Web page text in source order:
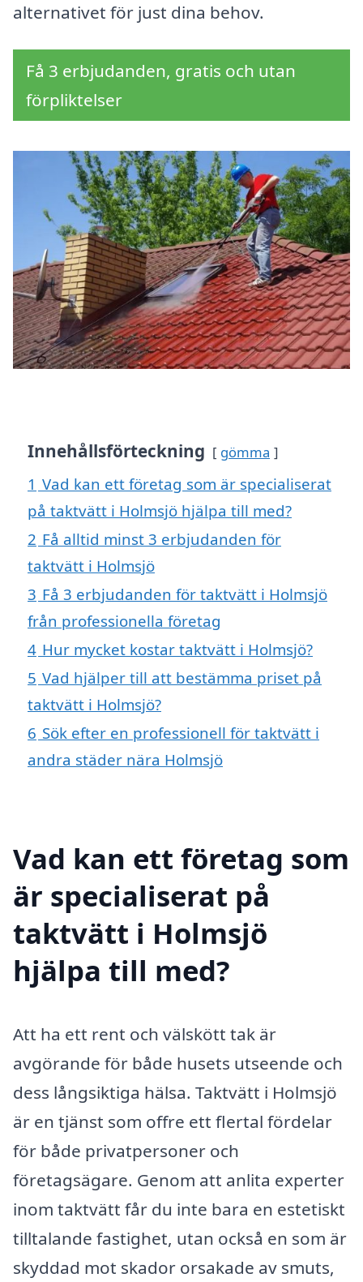
alternativet för just dina behov.
Få 3 erbjudanden, gratis och utan
förpliktelser
Innehållsförteckning gömma
1 Vad kan ett företag som är specialiserat
på taktvätt i Holmsjö hjälpa till med?
2 Få alltid minst 3 erbjudanden för
taktvätt i Holmsjö
3 Få 3 erbjudanden för taktvätt i Holmsjö
från professionella företag
4 Hur mycket kostar taktvätt i Holmsjö?
5 Vad hjälper till att bestämma priset på
taktvätt i Holmsjö?
6 Sök efter en professionell för taktvätt i
andra städer nära Holmsjö
Vad kan ett företag som
är specialiserat på
taktvätt i Holmsjö
hjälpa till med?
Att ha ett rent och välskött tak är
avgörande för både husets utseende och
dess långsiktiga hälsa. Taktvätt i Holmsjö
är en tjänst som offre ett flertal fördelar
för både privatpersoner och
företagsägare. Genom att anlita experter
inom taktvätt får du inte bara en estetiskt
tilltalande fastighet, utan också en som är
skyddad mot skador orsakade av smuts,